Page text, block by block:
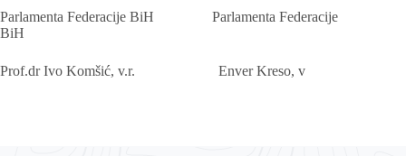
Parlamenta Federacije BiH Parlamenta Federacije
BiH
Prof.dr Ivo Komšić, v.r. Enver Kreso, v